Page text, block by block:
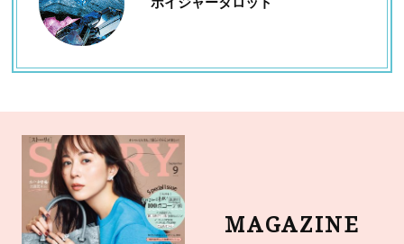
MAGAZINE